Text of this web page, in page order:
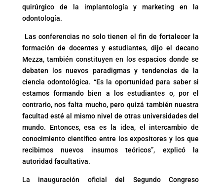
quirúrgico de la implantología y marketing en la
odontología.
Las conferencias no solo tienen el fin de fortalecer la
formación de docentes y estudiantes, dijo el decano
Mezza, también constituyen en los espacios donde se
debaten los nuevos paradigmas y tendencias de la
ciencia odontológica. “Es la oportunidad para saber si
estamos formando bien a los estudiantes o, por el
contrario, nos falta mucho, pero quizá también nuestra
facultad esté al mismo nivel de otras universidades del
mundo. Entonces, esa es la idea, el intercambio de
conocimiento científico entre los expositores y los que
recibimos nuevos insumos teóricos”, explicó la
autoridad facultativa.
La inauguración oficial del Segundo Congreso